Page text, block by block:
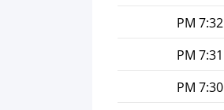
7:32 PM
7:31 PM
7:30 PM